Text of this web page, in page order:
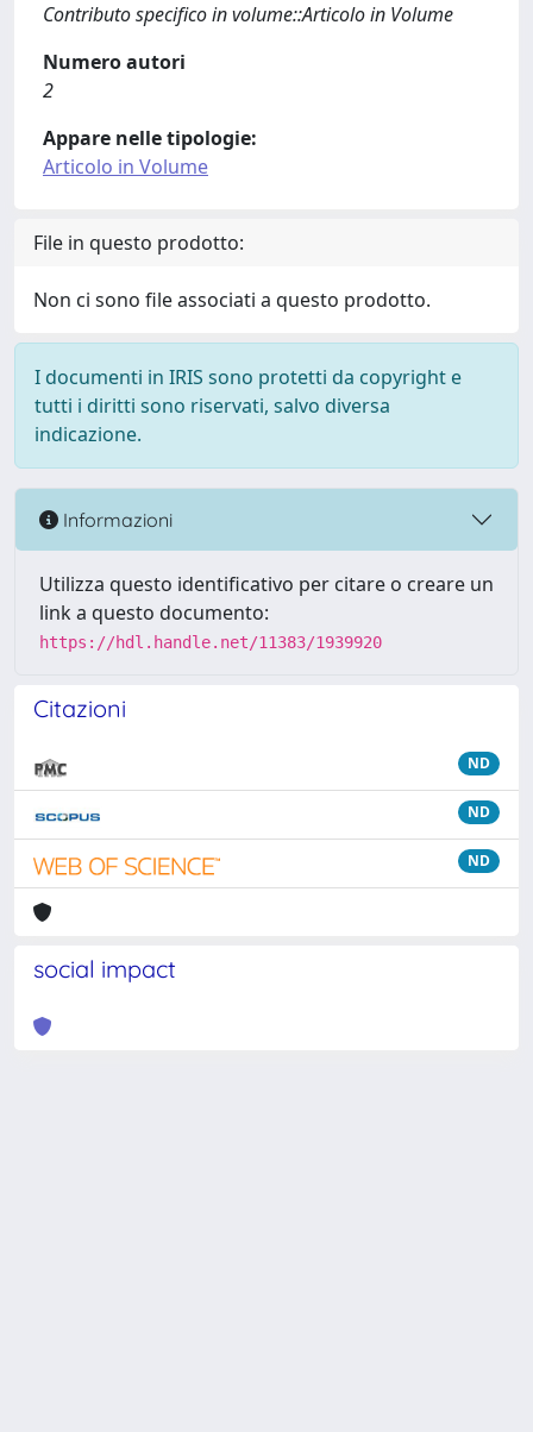
Contributo specifico in volume::Articolo in Volume
Numero autori
2
Appare nelle tipologie:
Articolo in Volume
File in questo prodotto:
Non ci sono file associati a questo prodotto.
I documenti in IRIS sono protetti da copyright e
tutti i diritti sono riservati, salvo diversa
indicazione.
Informazioni
Utilizza questo identificativo per citare o creare un
link a questo documento:
https://hdl.handle.net/11383/1939920
Citazioni
ND
ND
ND
social impact